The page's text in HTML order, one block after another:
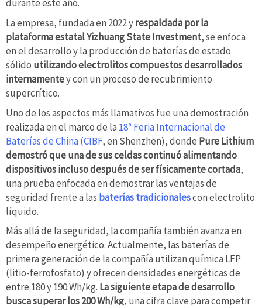
durante este año.
La empresa, fundada en 2022 yrespaldada por la
plataforma estatal Yizhuang State Investment, se enfoca
en el desarrollo y la producción de baterías de estado
sólido utilizando electrolitos compuestos desarrollados
internamentey con un proceso de recubrimiento
supercrítico.
Uno de los aspectos más llamativos fue una demostración
realizada en el marco de la 18ª Feria Internacional de
Baterías de China (CIBF, en Shenzhen), donde Pure Lithium
demostró que una de sus celdas continuó alimentando
dispositivos incluso después de ser físicamente cortada,
una prueba enfocada en demostrar las ventajas de
seguridad frente a las baterías tradicionalescon electrolito
líquido.
Más allá de la seguridad, la compañía también avanza en
desempeño energético. Actualmente, las baterías de
primera generación de la compañía utilizan química LFP
(litio-ferrofosfato) y ofrecen densidades energéticas de
entre 180 y 190 Wh/kg. La siguiente etapa de desarrollo
busca superar los 200 Wh/kg, una cifra clave para competir